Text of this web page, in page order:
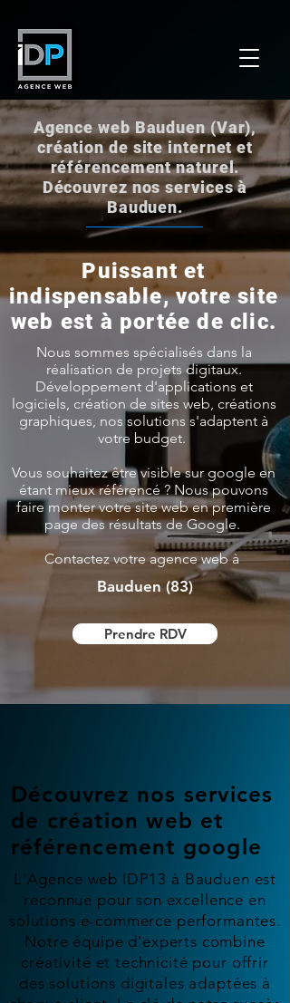
Agence web Bauduen (Var),
création de site internet et
référencement naturel.
Découvrez nos services à
Bauduen.
Puissant et
indispensable, votre site
web est à portée de clic.
Nous sommes spécialisés dans la
réalisation de projets digitaux.
Développement d'applications et
logiciels, création de sites web, créations
graphiques, nos solutions s'adaptent à
votre budget.
Vous souhaitez être visible sur google en
étant mieux référencé ? Nous pouvons
faire monter votre site web en première
page des résultats de Google.
Contactez votre agence web à
Bauduen (83)
Prendre RDV
Découvrez nos services
de création web et
référencement google
L'Agence web IDP13 à Bauduen est
reconnue pour son excellence en
solutions e-commerce performantes.
Notre équipe d'experts combine
créativité et technicité pour offrir
des solutions digitales adaptées à